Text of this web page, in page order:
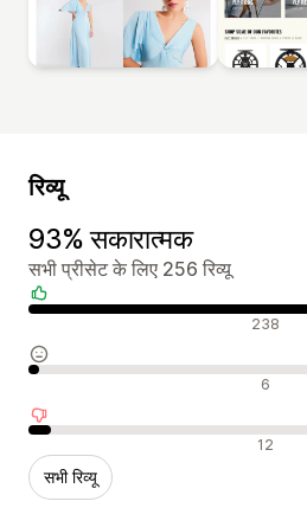
रिव्यू
93% सकारात्मक
सभी प्रीसेट के लिए 256 रिव्यू
सकारात्मक रिव्यू 238
न्यूट्रल रिव्यू 6
नकारात्मक रिव्यू 12
सभी रिव्यू